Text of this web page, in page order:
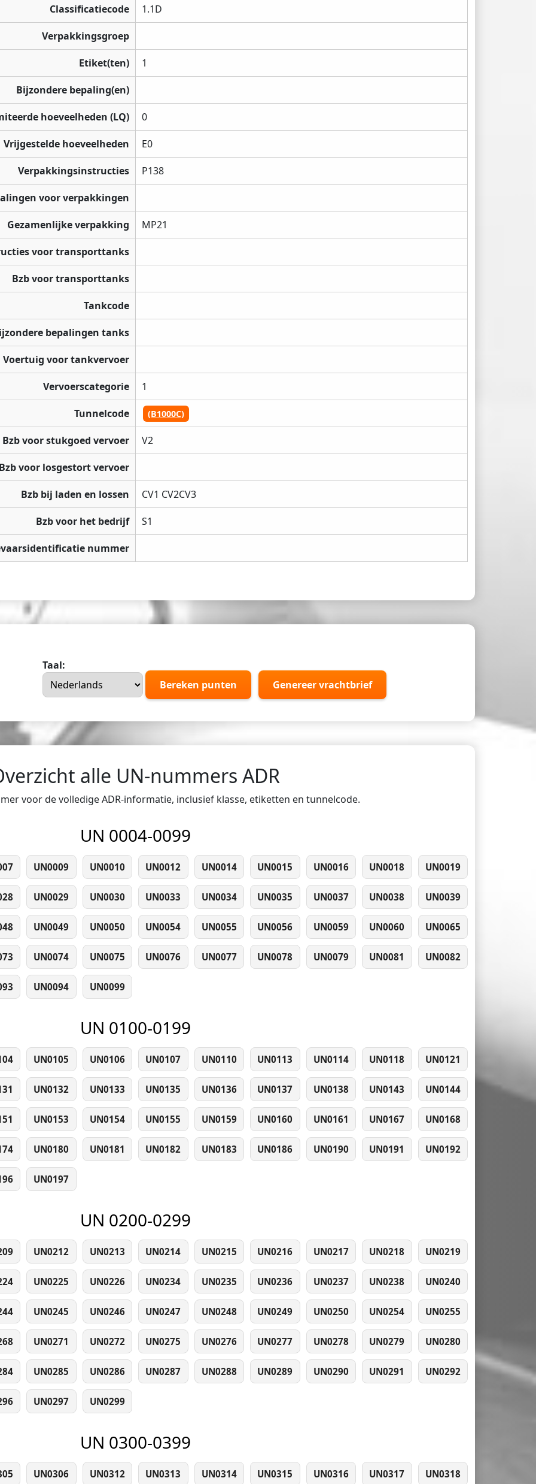
Classificatiecode 1.1D
Verpakkingsgroep
Etiket(ten) 1
Bijzondere bepaling(en)
hoeveelheden (LQ) 0
Vrijgestelde hoeveelheden E0
Verpakkingsinstructies P138
voor verpakkingen
Gezamenlijke verpakking MP21
voor transporttanks
Bzb voor transporttanks
Tankcode
bepalingen tanks
Voertuig voor tankvervoer
Vervoerscategorie 1
Tunnelcode (B1000C)
Bzb voor stukgoed vervoer V2
voor losgestort vervoer
Bzb bij laden en lossen CV1 CV2CV3
Bzb voor het bedrijf S1
nummer
Taal:
Bereken punten
Genereer vrachtbrief
alle UN-nummers ADR
voor de volledige ADR-informatie, inclusief klasse, etiketten en tunnelcode.
UN 0004-0099
UN0009 UN0010 UN0012 UN0014 UN0015 UN0016 UN0018 UN0019
UN0029 UN0030 UN0033 UN0034 UN0035 UN0037 UN0038 UN0039
UN0049 UN0050 UN0054 UN0055 UN0056 UN0059 UN0060 UN0065
UN0074 UN0075 UN0076 UN0077 UN0078 UN0079 UN0081 UN0082
UN0094 UN0099
UN 0100-0199
UN0105 UN0106 UN0107 UN0110 UN0113 UN0114 UN0118 UN0121
UN0132 UN0133 UN0135 UN0136 UN0137 UN0138 UN0143 UN0144
UN0153 UN0154 UN0155 UN0159 UN0160 UN0161 UN0167 UN0168
UN0180 UN0181 UN0182 UN0183 UN0186 UN0190 UN0191 UN0192
UN0197
UN 0200-0299
UN0212 UN0213 UN0214 UN0215 UN0216 UN0217 UN0218 UN0219
UN0225 UN0226 UN0234 UN0235 UN0236 UN0237 UN0238 UN0240
UN0245 UN0246 UN0247 UN0248 UN0249 UN0250 UN0254 UN0255
UN0271 UN0272 UN0275 UN0276 UN0277 UN0278 UN0279 UN0280
UN0285 UN0286 UN0287 UN0288 UN0289 UN0290 UN0291 UN0292
UN0297 UN0299
UN 0300-0399
UN0306 UN0312 UN0313 UN0314 UN0315 UN0316 UN0317 UN0318